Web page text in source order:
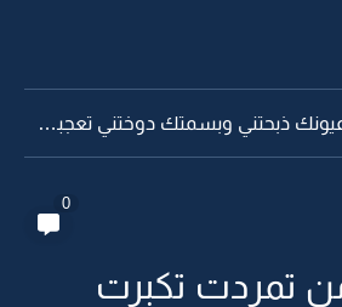
رواية عيونك ذبحتني وبسمتك دوختني تعجبني -31
0
تمردت تكبرت